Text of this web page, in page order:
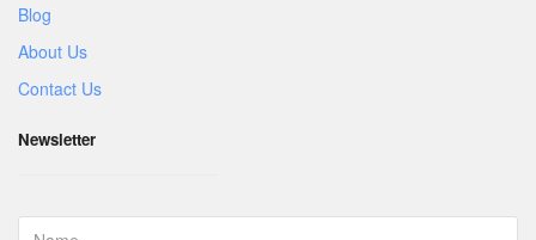
Blog
About Us
Contact Us
Newsletter